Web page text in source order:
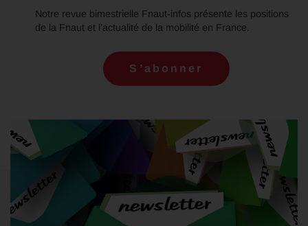
Notre revue bimestrielle Fnaut-infos présente les positions
de la Fnaut et l’actualité de la mobilité en France.
S’abonner